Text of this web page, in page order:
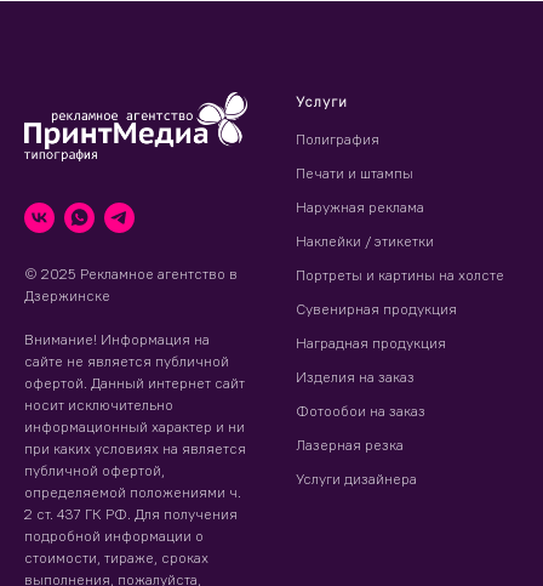
© 2025 Рекламное агентство в
Дзержинске
Внимание! Информация на
сайте не является публичной
офертой. Данный интернет сайт
носит исключительно
информационный характер и ни
при каких условиях на является
публичной офертой,
определяемой положениями ч.
2 ст. 437 ГК РФ. Для получения
подробной информации о
стоимости, тираже, сроках
выполнения, пожалуйста,
Услуги
Полиграфия
Печати и штампы
Наружная реклама
Наклейки / этикетки
Портреты и картины на холсте
Сувенирная продукция
Наградная продукция
Изделия на заказ
Фотообои на заказ
Лазерная резка
Услуги дизайнера